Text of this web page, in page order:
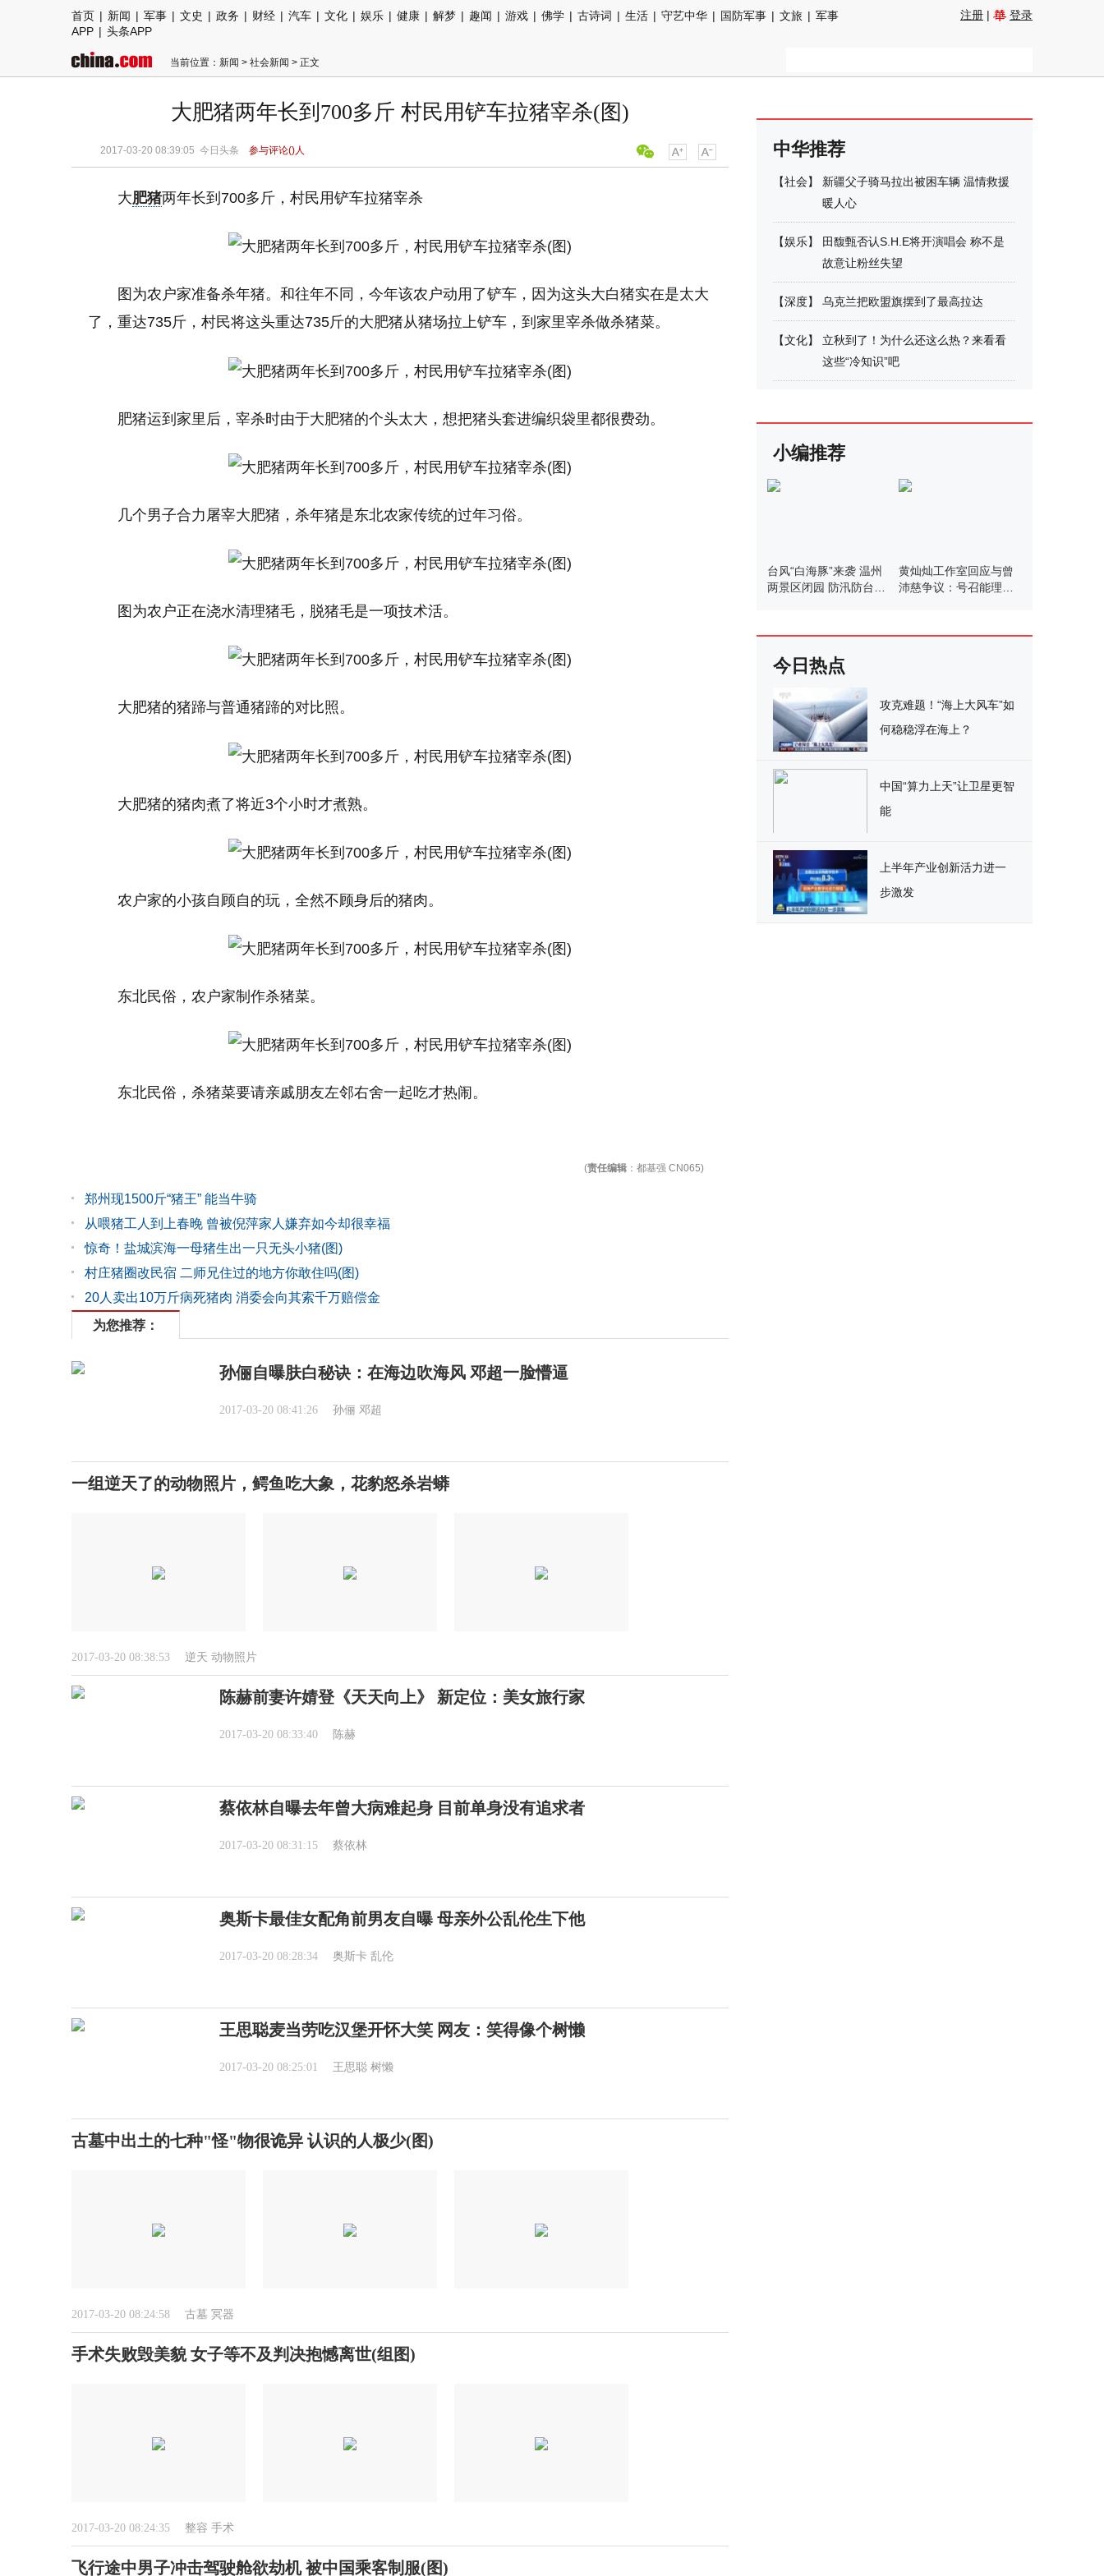
首页 | 新闻 | 军事 | 文史 | 政务 | 财经 | 汽车 | 文化 | 娱乐 | 健康 | 解梦 | 趣闻 | 游戏 | 佛学 | 古诗词 | 生活 | 守艺中华 | 国防军事 | 文旅 | 军事
APP | 头条APP
注册 | 登录
当前位置： 新闻 > 社会新闻 > 正文
大肥猪两年长到700多斤 村民用铲车拉猪宰杀(图)
2017-03-20 08:39:05 今日头条 参与评论()人
大肥猪两年长到700多斤，村民用铲车拉猪宰杀
图为农户家准备杀年猪。和往年不同，今年该农户动用了铲车，因为这头大白猪实在是太大
了，重达735斤，村民将这头重达735斤的大肥猪从猪场拉上铲车，到家里宰杀做杀猪菜。
肥猪运到家里后，宰杀时由于大肥猪的个头太大，想把猪头套进编织袋里都很费劲。
几个男子合力屠宰大肥猪，杀年猪是东北农家传统的过年习俗。
图为农户正在浇水清理猪毛，脱猪毛是一项技术活。
大肥猪的猪蹄与普通猪蹄的对比照。
大肥猪的猪肉煮了将近3个小时才煮熟。
农户家的小孩自顾自的玩，全然不顾身后的猪肉。
东北民俗，农户家制作杀猪菜。
东北民俗，杀猪菜要请亲戚朋友左邻右舍一起吃才热闹。
(责任编辑 ：都基强 CN065)
郑州现1500斤“猪王” 能当牛骑
从喂猪工人到上春晚 曾被倪萍家人嫌弃如今却很幸福
惊奇！盐城滨海一母猪生出一只无头小猪(图)
村庄猪圈改民宿 二师兄住过的地方你敢住吗(图)
20人卖出10万斤病死猪肉 消委会向其索千万赔偿金
为您推荐：
孙俪自曝肤白秘诀：在海边吹海风 邓超一脸懵逼
2017-03-20 08:41:26 孙俪 邓超
一组逆天了的动物照片，鳄鱼吃大象，花豹怒杀岩蟒
2017-03-20 08:38:53 逆天 动物照片
陈赫前妻许婧登《天天向上》 新定位：美女旅行家
2017-03-20 08:33:40 陈赫
蔡依林自曝去年曾大病难起身 目前单身没有追求者
2017-03-20 08:31:15 蔡依林
奥斯卡最佳女配角前男友自曝 母亲外公乱伦生下他
2017-03-20 08:28:34 奥斯卡 乱伦
王思聪麦当劳吃汉堡开怀大笑 网友：笑得像个树懒
2017-03-20 08:25:01 王思聪 树懒
古墓中出土的七种"怪"物很诡异 认识的人极少(图)
2017-03-20 08:24:58 古墓 冥器
手术失败毁美貌 女子等不及判决抱憾离世(组图)
2017-03-20 08:24:35 整容 手术
飞行途中男子冲击驾驶舱欲劫机 被中国乘客制服(图)
中华推荐
【社会】
新疆父子骑马拉出被困车辆 温情救援
暖人心
【娱乐】
田馥甄否认S.H.E将开演唱会 称不是
故意让粉丝失望
【深度】 乌克兰把欧盟旗摆到了最高拉达
【文化】
立秋到了！为什么还这么热？来看看
这些“冷知识”吧
小编推荐
台风“白海豚”来袭 温州
两景区闭园 防汛防台工
黄灿灿工作室回应与曾
沛慈争议：号召能理智
今日热点
攻克难题！“海上大风车”如
何稳稳浮在海上？
中国“算力上天”让卫星更智
能
上半年产业创新活力进一
步激发